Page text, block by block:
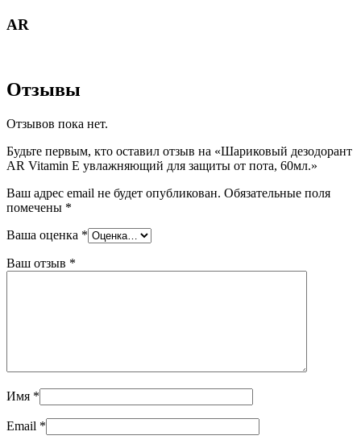
AR
Отзывы
Отзывов пока нет.
Будьте первым, кто оставил отзыв на «Шариковый дезодорант
AR Vitamin E увлажняющий для защиты от пота, 60мл.»
Ваш адрес email не будет опубликован. Обязательные поля
помечены *
Ваша оценка *
Ваш отзыв *
Имя *
Email *